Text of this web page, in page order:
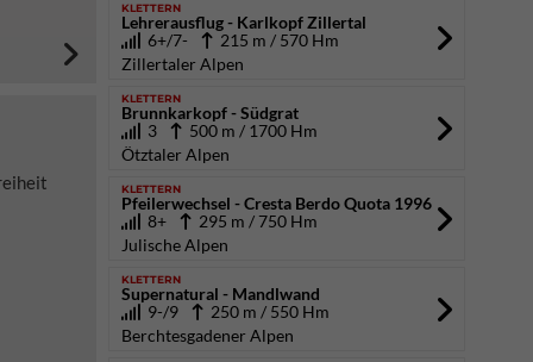
KLETTERN
Lehrerausflug - Karlkopf Zillertal
6+/7-
215 m / 570 Hm
Zillertaler Alpen
KLETTERN
Brunnkarkopf - Südgrat
3
500 m / 1700 Hm
Ötztaler Alpen
KLETTERN
Pfeilerwechsel - Cresta Berdo Quota 1996
8+
295 m / 750 Hm
Julische Alpen
KLETTERN
Supernatural - Mandlwand
9-/9
250 m / 550 Hm
Berchtesgadener Alpen